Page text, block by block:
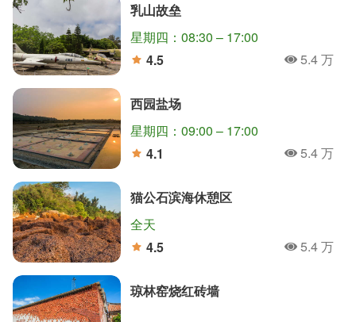
乳山故垒
星期四：08:30 – 17:00
4.5
人氣5.4 万
西园盐场
星期四：09:00 – 17:00
4.1
人氣5.4 万
猫公石滨海休憩区
全天
4.5
人氣5.4 万
琼林窑烧红砖墙